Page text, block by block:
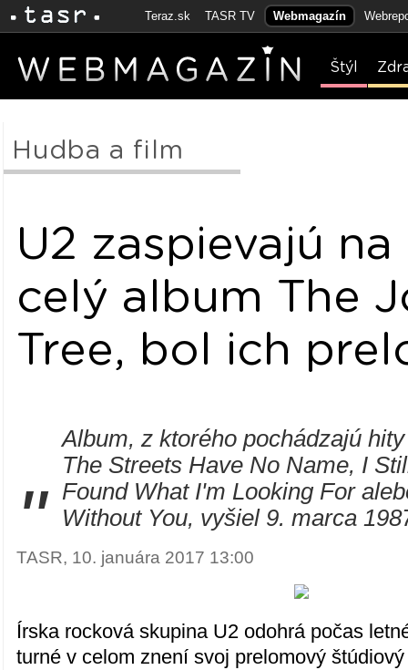
Teraz.sk TASR TV Webmagazín
Štýl
Hudba a film
U2 zaspievajú
celý album The
Tree, bol ich
"
Album, z ktorého pochádzajú
The Streets Have No Name, I
Found What I'm Looking For
Without You, vyšiel 9. marca
TASR, 10. januára 2017 13:00
Írska rocková skupina U2 odohrá počas
turné v celom znení svoj prelomový